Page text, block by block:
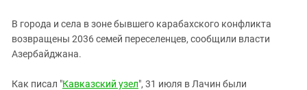
Северная Осетия - Алания
СКФО
В города и села в зоне бывшего карабахского конфликта
возвращены 2036 семей переселенцев, сообщили власти
Азербайджана.
Как писал "Кавказский узел", 31 июля в Лачин были